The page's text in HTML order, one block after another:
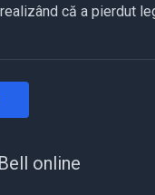
că a pierdut
online